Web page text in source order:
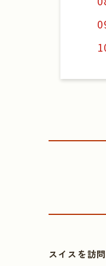
スイスを訪問